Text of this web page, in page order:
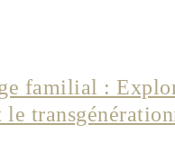
familial :